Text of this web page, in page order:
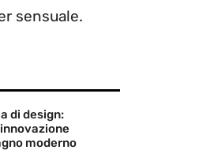
sensuale.
di design:
moderno